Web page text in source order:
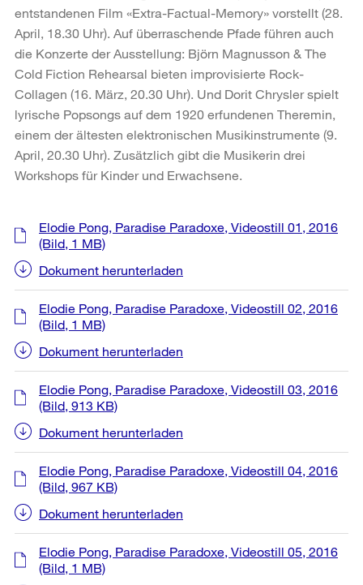
entstandenen Film «Extra-Factual-Memory» vorstellt (28.
April, 18.30 Uhr). Auf überraschende Pfade führen auch
die Konzerte der Ausstellung: Björn Magnusson & The
Cold Fiction Rehearsal bieten improvisierte Rock-
Collagen (16. März, 20.30 Uhr). Und Dorit Chrysler spielt
lyrische Popsongs auf dem 1920 erfundenen Theremin,
einem der ältesten elektronischen Musikinstrumente (9.
April, 20.30 Uhr). Zusätzlich gibt die Musikerin drei
Workshops für Kinder und Erwachsene.
Weitere
Informationen
Elodie Pong, Paradise Paradoxe, Videostill 01, 2016
(Bild, 1 MB)
Dokument herunterladen
Elodie Pong, Paradise Paradoxe, Videostill 02, 2016
(Bild, 1 MB)
Dokument herunterladen
Elodie Pong, Paradise Paradoxe, Videostill 03, 2016
(Bild, 913 KB)
Dokument herunterladen
Elodie Pong, Paradise Paradoxe, Videostill 04, 2016
(Bild, 967 KB)
Dokument herunterladen
Elodie Pong, Paradise Paradoxe, Videostill 05, 2016
(Bild, 1 MB)